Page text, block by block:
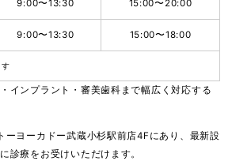
9:00〜13:30 15:00〜20:00
9:00〜13:30 15:00〜18:00
インプラント・審美歯科 まで幅広く対応する
ーヨーカドー武蔵小杉駅前店4F にあり、最新設
診療をお受けいただけます。